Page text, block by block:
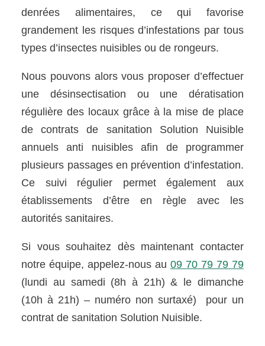
denrées alimentaires, ce qui favorise
grandement les risques d’infestations par tous
types d’insectes nuisibles ou de rongeurs.
Nous pouvons alors vous proposer d’effectuer
une désinsectisation ou une dératisation
régulière des locaux grâce à la mise de place
de contrats de sanitation Solution Nuisible
annuels anti nuisibles afin de programmer
plusieurs passages en prévention d’infestation.
Ce suivi régulier permet également aux
établissements d’être en règle avec les
autorités sanitaires.
Si vous souhaitez dès maintenant contacter
notre équipe, appelez-nous au 09 70 79 79 79
(lundi au samedi (8h à 21h) & le dimanche
(10h à 21h) – numéro non surtaxé) pour un
contrat de sanitation Solution Nuisible.